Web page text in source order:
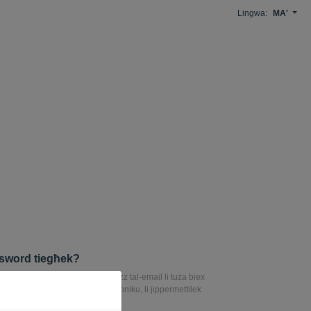
Lingwa: MA'
tiegħek?
tiegħek, daħħal l-indirizz tal-email li tuża biex
link għal dan l-indirizz elettroniku, li jippermettilek